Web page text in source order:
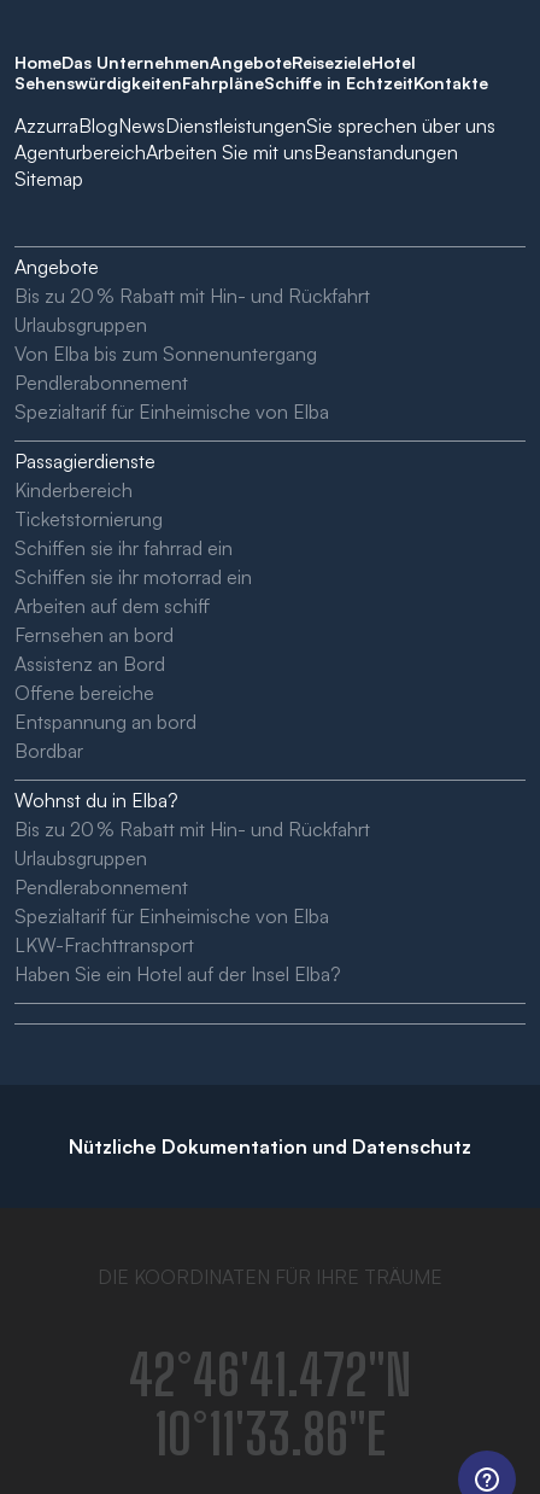
HomeDas UnternehmenAngeboteReisezieleHotel
SehenswürdigkeitenFahrpläneSchiffe in EchtzeitKontakte
AzzurraBlogNewsDienstleistungenSie sprechen über uns
AgenturbereichArbeiten Sie mit unsBeanstandungen
Sitemap
Angebote
Bis zu 20 % Rabatt mit Hin- und Rückfahrt
Urlaubsgruppen
Von Elba bis zum Sonnenuntergang
Pendlerabonnement
Spezialtarif für Einheimische von Elba
Passagierdienste
Kinderbereich
Ticketstornierung
Schiffen sie ihr fahrrad ein
Schiffen sie ihr motorrad ein
Arbeiten auf dem schiff
Fernsehen an bord
Assistenz an Bord
Offene bereiche
Entspannung an bord
Bordbar
Wohnst du in Elba?
Bis zu 20 % Rabatt mit Hin- und Rückfahrt
Urlaubsgruppen
Pendlerabonnement
Spezialtarif für Einheimische von Elba
LKW-Frachttransport
Haben Sie ein Hotel auf der Insel Elba?
Nützliche Dokumentation und Datenschutz
DIE KOORDINATEN FÜR IHRE TRÄUME
42°46′41.472″N
10°11′33.86″E